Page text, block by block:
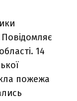
14
пожежа